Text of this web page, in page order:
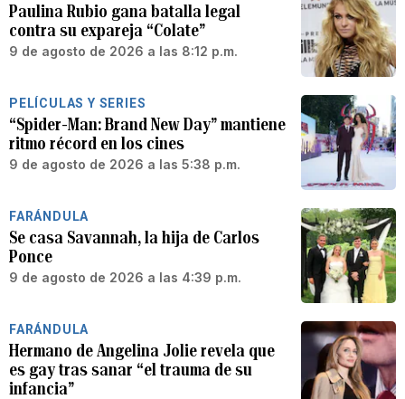
Paulina Rubio gana batalla legal
contra su expareja “Colate”
9 de agosto de 2026 a las 8:12 p.m.
PELÍCULAS Y SERIES
“Spider-Man: Brand New Day” mantiene
ritmo récord en los cines
9 de agosto de 2026 a las 5:38 p.m.
FARÁNDULA
Se casa Savannah, la hija de Carlos
Ponce
9 de agosto de 2026 a las 4:39 p.m.
FARÁNDULA
Hermano de Angelina Jolie revela que
es gay tras sanar “el trauma de su
infancia”